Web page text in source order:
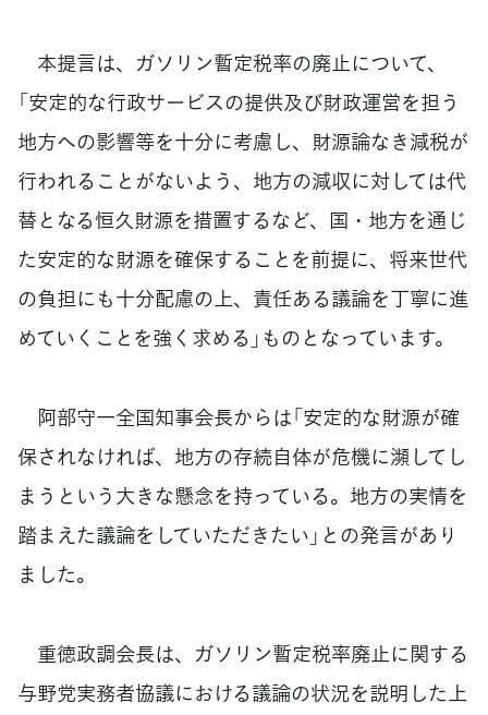
本提言は、ガソリン暫定税率の廃止について、
「安定的な行政サービスの提供及び財政運営を担う
地方への影響等を十分に考慮し、財源論なき減税が
行われることがないよう、地方の減収に対しては代
替となる恒久財源を措置するなど、国・地方を通じ
た安定的な財源を確保することを前提に、将来世代
の負担にも十分配慮の上、責任ある議論を丁寧に進
めていくことを強く求める」ものとなっています。
阿部守一全国知事会長からは「安定的な財源が確
保されなければ、地方の存続自体が危機に瀕してし
まうという大きな懸念を持っている。地方の実情を
踏まえた議論をしていただきたい」との発言があり
ました。
重徳政調会長は、ガソリン暫定税率廃止に関する
与野党実務者協議における議論の状況を説明した上